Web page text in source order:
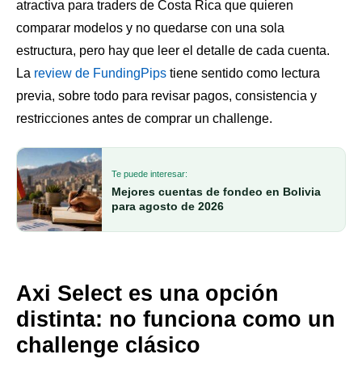
atractiva para traders de Costa Rica que quieren
comparar modelos y no quedarse con una sola
estructura, pero hay que leer el detalle de cada cuenta.
La review de FundingPips tiene sentido como lectura
previa, sobre todo para revisar pagos, consistencia y
restricciones antes de comprar un challenge.
Te puede interesar:
Mejores cuentas de fondeo en Bolivia
para agosto de 2026
Axi Select es una opción
distinta: no funciona como un
challenge clásico